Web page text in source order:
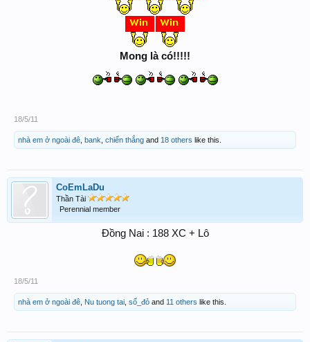
Mong là có!!!!!
18/5/11
nhà em ở ngoài đê bank chiến thắng and 18 others like this.
CoEmLaDu
Thần Tài
Perennial member
Đồng Nai : 188 XC + Lô
18/5/11
nhà em ở ngoài đê Nu tuong tai số_đỏ and 11 others like this.